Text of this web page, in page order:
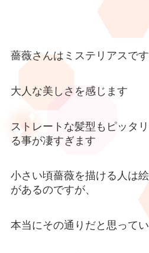
薔薇さんはミステリアスで
大人な美しさを感じます
ストレートな髪型もピッタ
る事が凄すぎます
小さい頃薔薇を描ける人は
があるのですが、
本当にその通りだと思って